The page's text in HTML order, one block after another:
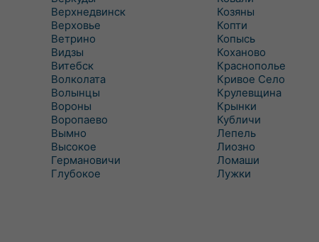
Верхнедвинск
Верховье
Ветрино
Видзы
Витебск
Волколата
Волынцы
Вороны
Воропаево
Вымно
Высокое
Германовичи
Глубокое
Козяны
Копти
Копысь
Коханово
Краснополье
Кривое Село
Крулевщина
Крынки
Кубличи
Лепель
Лиозно
Ломаши
Лужки